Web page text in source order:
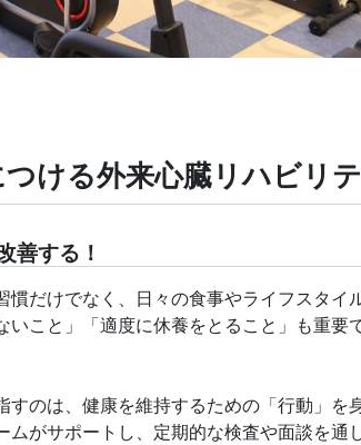
つける外来心臓リハビリ
善する！
慣だけでなく、日々の食事やライフスタ
いこと」「適度に休養をとること」も重
すのは、健康を維持するための「行動」
ムがサポートし、定期的な検査や面談を